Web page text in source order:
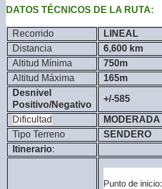
DATOS TÉCNICOS DE LA RUTA:
Recorrido
LINEAL
Distancia
6,600 km
Altitud Mínima
750m
Altitud Máxima
165m
Desnivel
Positivo/Negativo
+/-585
Dificultad
MODERADA
Tipo Terreno
SENDERO
Itinerario:
Punto de inicio: